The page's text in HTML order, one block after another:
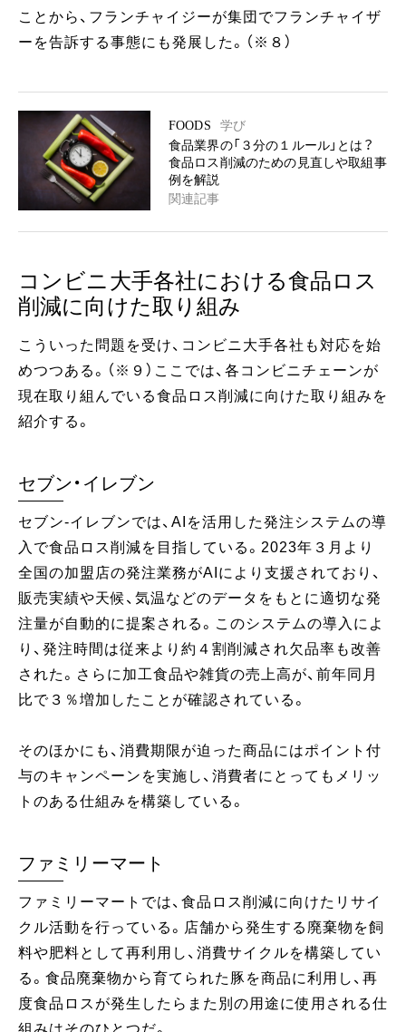
ことから、フランチャイジーが集団でフランチャイザ
ーを告訴する事態にも発展した。（※８）
FOODS
学び
食品業界の「３分の１ルール」とは？
食品ロス削減のための見直しや取組事
例を解説
関連記事
コンビニ大手各社における食品ロス
削減に向けた取り組み
こういった問題を受け、コンビニ大手各社も対応を始
めつつある。（※９）ここでは、各コンビニチェーンが
現在取り組んでいる食品ロス削減に向けた取り組みを
紹介する。
セブン・イレブン
セブン-イレブンでは、AIを活用した発注システムの導
入で食品ロス削減を目指している。2023年３月より
全国の加盟店の発注業務がAIにより支援されており、
販売実績や天候、気温などのデータをもとに適切な発
注量が自動的に提案される。このシステムの導入によ
り、発注時間は従来より約４割削減され欠品率も改善
された。さらに加工食品や雑貨の売上高が、前年同月
比で３％増加したことが確認されている。
そのほかにも、消費期限が迫った商品にはポイント付
与のキャンペーンを実施し、消費者にとってもメリッ
トのある仕組みを構築している。
ファミリーマート
ファミリーマートでは、食品ロス削減に向けたリサイ
クル活動を行っている。店舗から発生する廃棄物を飼
料や肥料として再利用し、消費サイクルを構築してい
る。食品廃棄物から育てられた豚を商品に利用し、再
度食品ロスが発生したらまた別の用途に使用される仕
組みはそのひとつだ。